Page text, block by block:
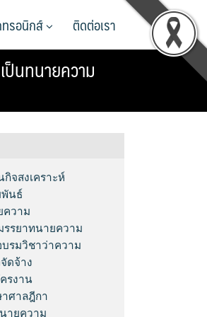
รอนิกส์ ติดต่อเรา
นทนายความ
จสงเคราะห์
นธ์
ความ
รยาทนายความ
รมวิชาว่าความ
ดจ้าง
รงาน
ศาลฎีกา
ายความ